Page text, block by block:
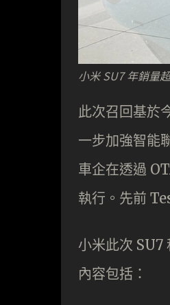
小米 SU7 年銷量
此次召回基於
一步加強智能
車企在透過
執行。先前
小米此次 SU7
內容包括：